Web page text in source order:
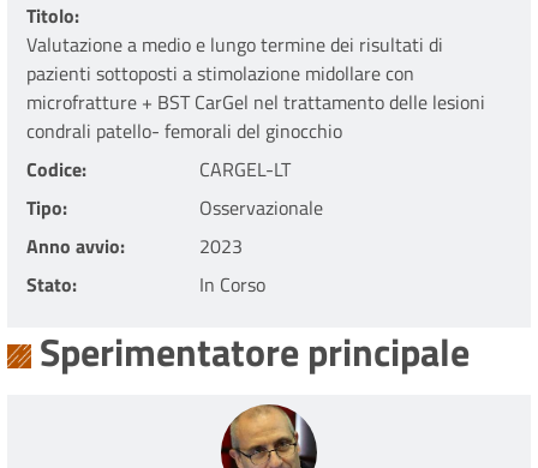
Titolo
Valutazione a medio e lungo termine dei risultati di
pazienti sottoposti a stimolazione midollare con
microfratture + BST CarGel nel trattamento delle lesioni
condrali patello- femorali del ginocchio
Codice
CARGEL-LT
Tipo
Osservazionale
Anno avvio
2023
Stato
In Corso
Sperimentatore principale